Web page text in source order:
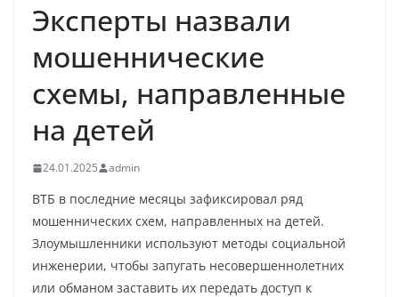
Эксперты назвали
мошеннические
схемы, направленные
на детей
24.01.2025 admin
ВТБ в последние месяцы зафиксировал ряд
мошеннических схем, направленных на детей.
Злоумышленники используют методы социальной
инженерии, чтобы запугать несовершеннолетних
или обманом заставить их передать доступ к